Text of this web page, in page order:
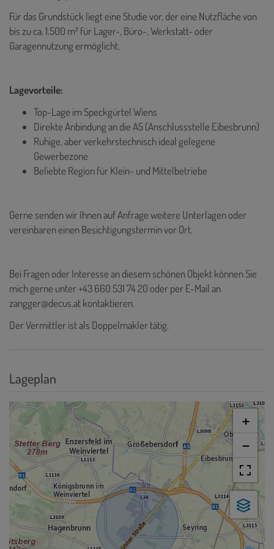
Für das Grundstück liegt eine Studie vor, der eine Nutzfläche von
bis zu ca. 1.500 m² für Lager-, Büro-, Werkstatt- oder
Garagennutzung ermöglicht.
Lagevorteile:
Top-Lage im Speckgürtel Wiens
Direkte Anbindung an die A5 (Anschlussstelle Eibesbrunn)
Ruhige, aber verkehrstechnisch ideal gelegene
Gewerbezone
Beliebte Region für Klein- und Mittelbetriebe
Gerne senden wir Ihnen auf Anfrage weitere Unterlagen oder
vereinbaren einen Besichtigungstermin vor Ort.
Bei Fragen oder Interesse an diesem schönen Objekt können Sie
mich gerne unter+43 660 531 74 20 oder per E-Mail an
zangger@decus.at kontaktieren.
Der Vermittler ist als Doppelmakler tätig.
Lageplan
+
−